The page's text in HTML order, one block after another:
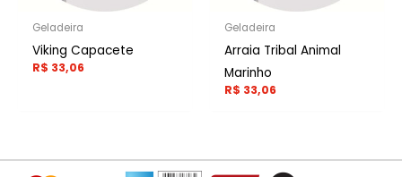
Geladeira
Viking Capacete
R$ 33,06
Geladeira
Arraia Tribal Animal
Marinho
R$ 33,06